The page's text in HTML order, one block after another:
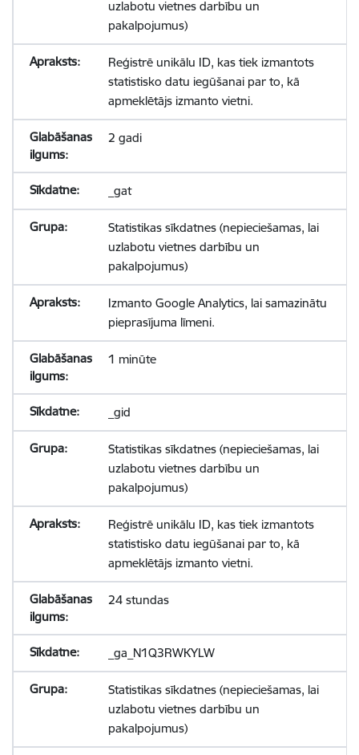
uzlabotu vietnes darbību un
pakalpojumus)
Reģistrē unikālu ID, kas tiek izmantots
statistisko datu iegūšanai par to, kā
apmeklētājs izmanto vietni.
2 gadi
_gat
Statistikas sīkdatnes (nepieciešamas, lai
uzlabotu vietnes darbību un
pakalpojumus)
Izmanto Google Analytics, lai samazinātu
pieprasījuma līmeni.
1 minūte
_gid
Statistikas sīkdatnes (nepieciešamas, lai
uzlabotu vietnes darbību un
pakalpojumus)
Reģistrē unikālu ID, kas tiek izmantots
statistisko datu iegūšanai par to, kā
apmeklētājs izmanto vietni.
24 stundas
_ga_N1Q3RWKYLW
Statistikas sīkdatnes (nepieciešamas, lai
uzlabotu vietnes darbību un
pakalpojumus)